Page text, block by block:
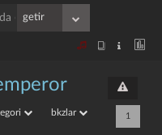
bkzlar 1